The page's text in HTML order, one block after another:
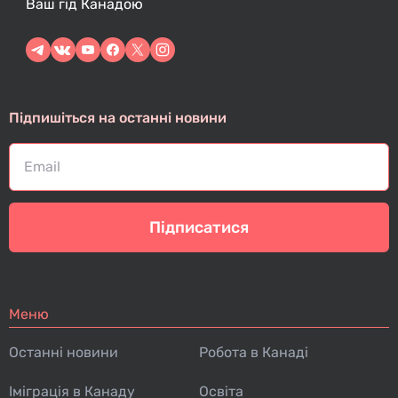
Ваш гід Канадою
Підпишіться на останні новини
Підписатися
Меню
Останні новини
Іміграція в Канаду
Робота в Канаді
Освіта